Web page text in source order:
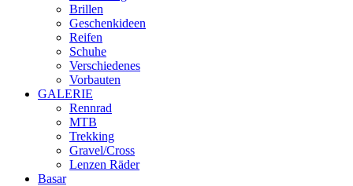
Brillen
Geschenkideen
Reifen
Schuhe
Verschiedenes
Vorbauten
GALERIE
Rennrad
MTB
Trekking
Gravel/Cross
Lenzen Räder
Basar